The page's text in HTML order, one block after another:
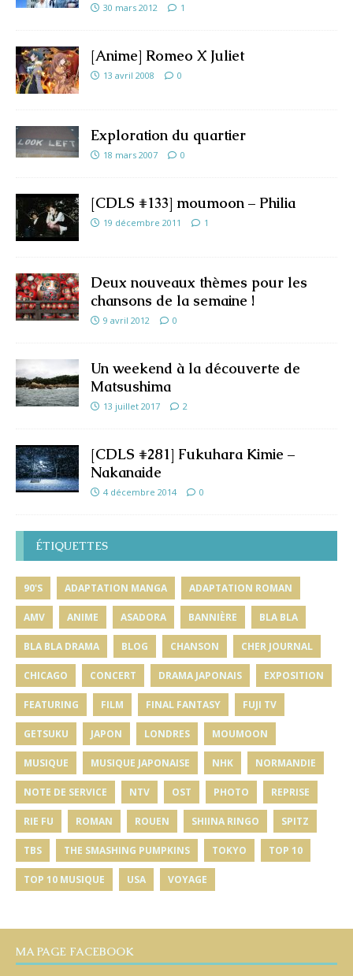
30 mars 2012 1
[Anime] Romeo X Juliet
13 avril 2008 0
Exploration du quartier
18 mars 2007 0
[CDLS #133] moumoon – Philia
19 décembre 2011 1
Deux nouveaux thèmes pour les
chansons de la semaine !
9 avril 2012 0
Un weekend à la découverte de
Matsushima
13 juillet 2017 2
[CDLS #281] Fukuhara Kimie –
Nakanaide
4 décembre 2014 0
ÉTIQUETTES
90'S ADAPTATION MANGA ADAPTATION ROMAN
AMV ANIME ASADORA BANNIÈRE BLA BLA
BLA BLA DRAMA BLOG CHANSON CHER JOURNAL
CHICAGO CONCERT DRAMA JAPONAIS EXPOSITION
FEATURING FILM FINAL FANTASY FUJI TV
GETSUKU JAPON LONDRES MOUMOON
MUSIQUE MUSIQUE JAPONAISE NHK NORMANDIE
NOTE DE SERVICE NTV OST PHOTO REPRISE
RIE FU ROMAN ROUEN SHIINA RINGO SPITZ
TBS THE SMASHING PUMPKINS TOKYO TOP 10
TOP 10 MUSIQUE USA VOYAGE
MA PAGE FACEBOOK